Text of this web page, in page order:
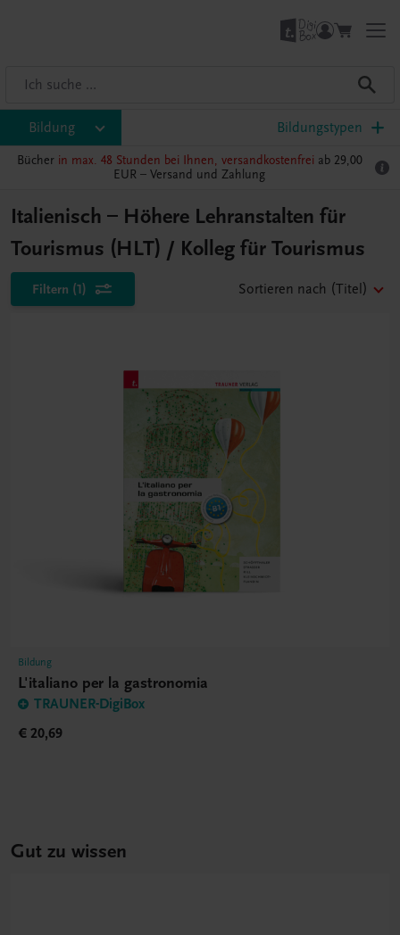
Bildung Bildungstypen
Bücher in max. 48 Stunden bei Ihnen, versandkostenfrei ab 29,00
EUR – Versand und Zahlung
Italienisch – Höhere Lehranstalten für
Tourismus (HLT) / Kolleg für Tourismus
Filtern (1) Sortieren nach (Titel)
Bildung
L'italiano per la gastronomia
TRAUNER-DigiBox
€ 20,69
Gut zu wissen